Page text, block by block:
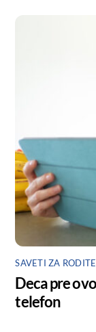
SAVETI ZA
Deca pre
telefon